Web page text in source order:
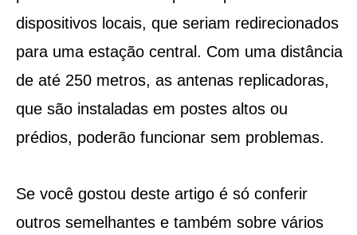
dispositivos locais, que seriam redirecionados
para uma estação central. Com uma distância
de até 250 metros, as antenas replicadoras,
que são instaladas em postes altos ou
prédios, poderão funcionar sem problemas.
Se você gostou deste artigo é só conferir
outros semelhantes e também sobre vários